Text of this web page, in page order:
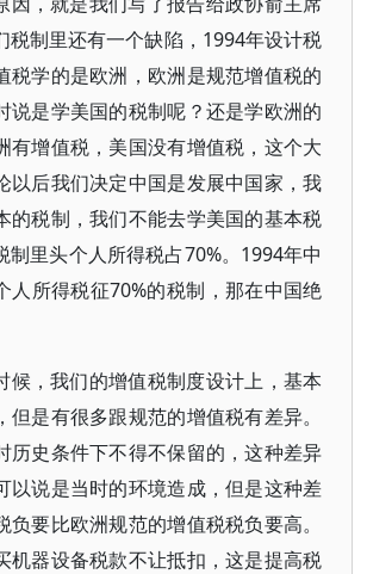
税制里还有一个缺陷，1994年设计税
税学的是欧洲，欧洲是规范增值税的
说是学美国的税制呢？还是学欧洲的
有增值税，美国没有增值税，这个大
以后我们决定中国是发展中国家，我
的税制，我们不能去学美国的基本税
制里头个人所得税占70%。1994年中
人所得税征70%的税制，那在中国绝
候，我们的增值税制度设计上，基本
但是有很多跟规范的增值税有差异。
历史条件下不得不保留的，这种差异
以说是当时的环境造成，但是这种差
负要比欧洲规范的增值税税负要高。
机器设备税款不让抵扣，这是提高税